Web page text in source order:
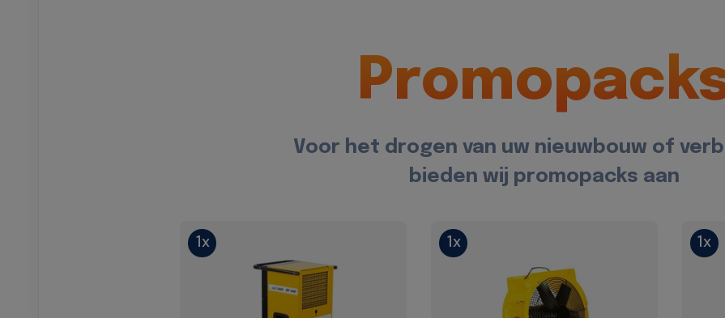
Voor het drogen van uw nieuwbouw of
bieden wij promopacks aan
1x 1x 1x